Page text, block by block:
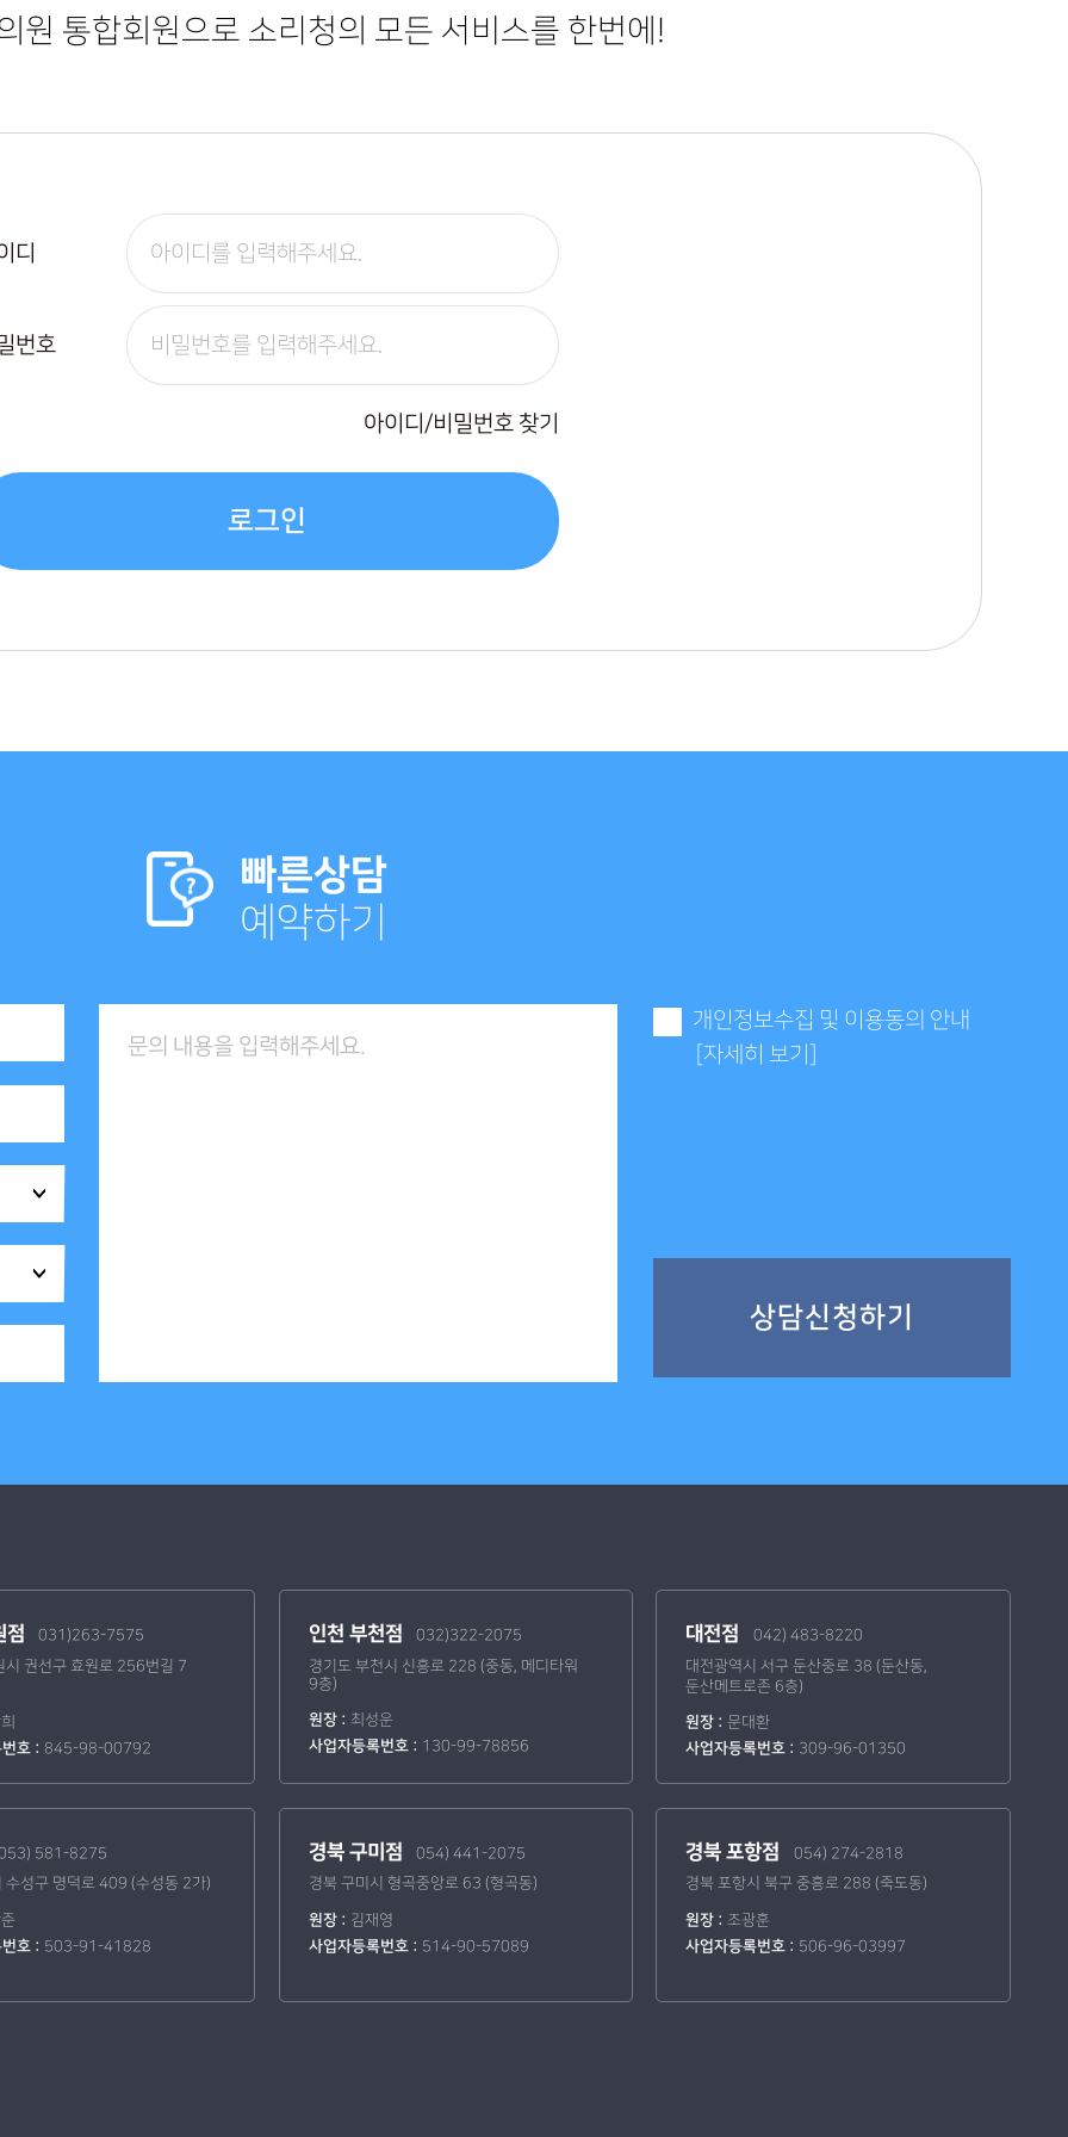
원 통합회원으로 소리청의 모든 서비스를 한번에!
디
번호
아이디/비밀번호 찾기
로그인
빠른상담
예약하기
개인정보수집 및 이용동의 안내
[자세히 보기]
상담신청하기
점
031)263-7575
시 권선구 효원로 256번길 7
호 : 845-98-00792
인천 부천점
032)322-2075
경기도 부천시 신흥로 228 (중동, 메디타워
9층)
원장 : 최성운
사업자등록번호 : 130-99-78856
대전점
042) 483-8220
대전광역시 서구 둔산중로 38 (둔산동,
둔산메트로존 6층)
원장 :문대환
사업자등록번호 : 309-96-01350
581-8275
수성구 명덕로 409 (수성동 2가)
호 : 503-91-41828
경북 구미점
054) 441-2075
경북 구미시 형곡중앙로 63 (형곡동)
원장 : 김재영
사업자등록번호 : 514-90-57089
경북 포항점
054) 274-2818
경북 포항시 북구 중흥로 288 (죽도동)
원장 : 조광훈
사업자등록번호 : 506-96-03997